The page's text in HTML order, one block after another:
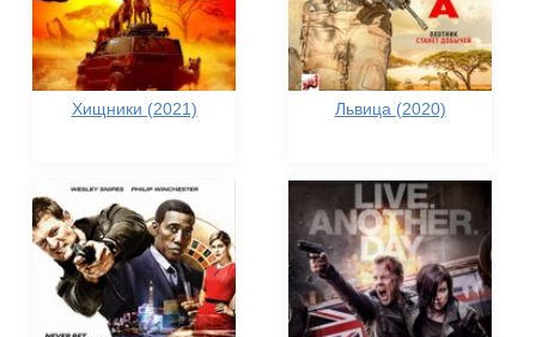
Хищники (2021) Львица (2020)